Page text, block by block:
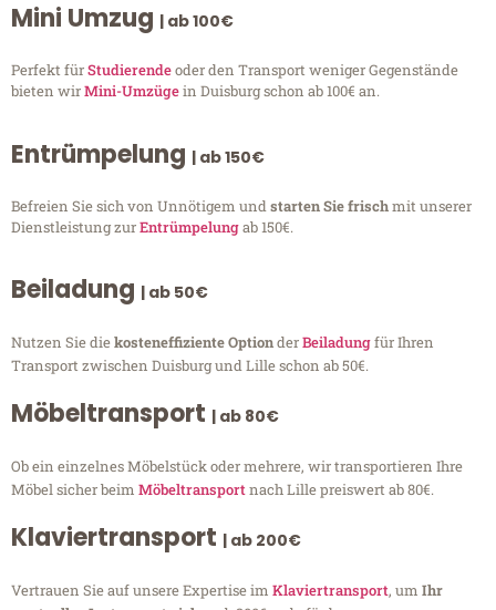
Mini Umzug | ab 100€
Perfekt fürStudierendeoder den Transport weniger Gegenstände
bieten wirMini-Umzügein Duisburg schon ab 100€ an.
Entrümpelung | ab 150€
Befreien Sie sich von Unnötigem undstarten Sie frischmit unserer
Dienstleistung zurEntrümpelungab 150€.
Beiladung | ab 50€
Nutzen Sie diekosteneffiziente OptionderBeiladungfür Ihren
Transport zwischen Duisburg und Lille schon ab 50€.
Möbeltransport | ab 80€
Ob ein einzelnes Möbelstück oder mehrere, wir transportieren Ihre
Möbel sicher beim Möbeltransportnach Lille preiswert ab 80€.
Klaviertransport | ab 200€
Vertrauen Sie auf unsere Expertise im Klaviertransport, um Ihr